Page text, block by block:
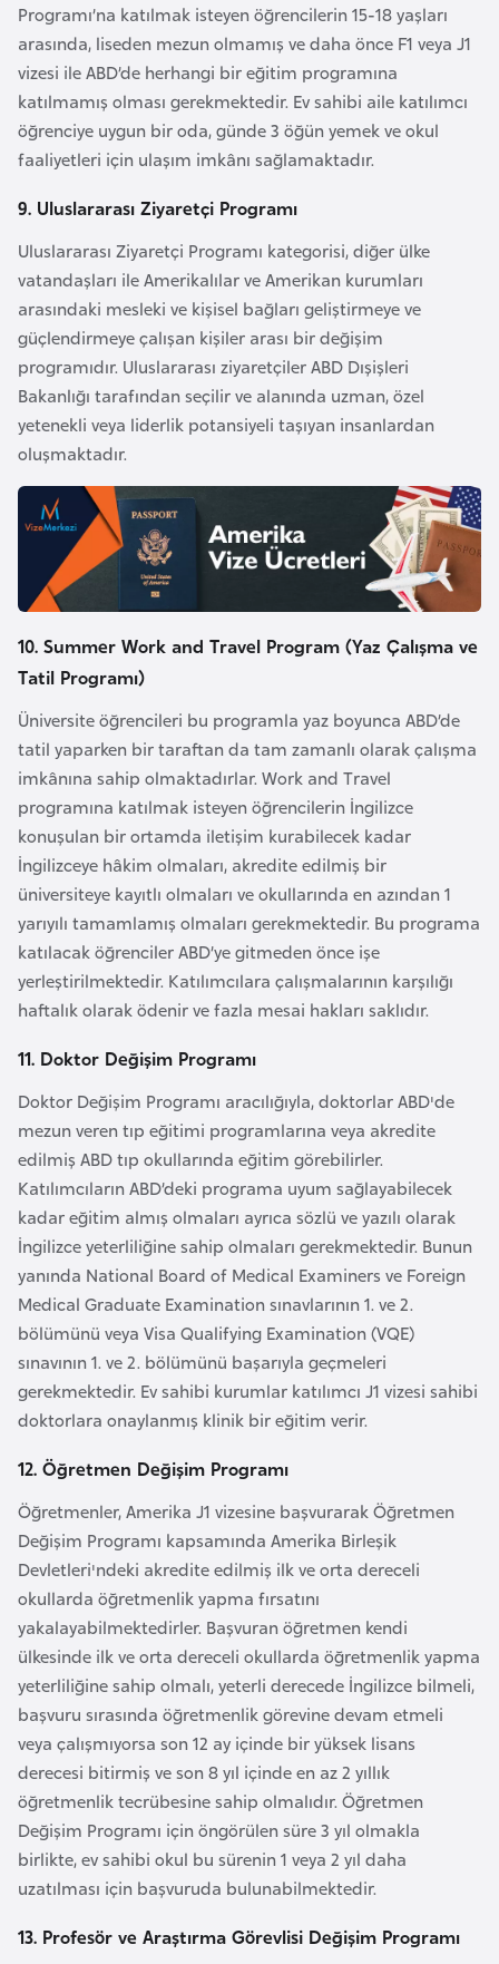
Programı’na katılmak isteyen öğrencilerin 15-18 yaşları
arasında, liseden mezun olmamış ve daha önce F1 veya J1
vizesi ile ABD’de herhangi bir eğitim programına
katılmamış olması gerekmektedir. Ev sahibi aile katılımcı
öğrenciye uygun bir oda, günde 3 öğün yemek ve okul
faaliyetleri için ulaşım imkânı sağlamaktadır.
9. Uluslararası Ziyaretçi Programı
Uluslararası Ziyaretçi Programı kategorisi, diğer ülke
vatandaşları ile Amerikalılar ve Amerikan kurumları
arasındaki mesleki ve kişisel bağları geliştirmeye ve
güçlendirmeye çalışan kişiler arası bir değişim
programıdır. Uluslararası ziyaretçiler ABD Dışişleri
Bakanlığı tarafından seçilir ve alanında uzman, özel
yetenekli veya liderlik potansiyeli taşıyan insanlardan
oluşmaktadır.
10. Summer Work and Travel Program (Yaz Çalışma ve
Tatil Programı)
Üniversite öğrencileri bu programla yaz boyunca ABD’de
tatil yaparken bir taraftan da tam zamanlı olarak çalışma
imkânına sahip olmaktadırlar. Work and Travel
programına katılmak isteyen öğrencilerin İngilizce
konuşulan bir ortamda iletişim kurabilecek kadar
İngilizceye hâkim olmaları, akredite edilmiş bir
üniversiteye kayıtlı olmaları ve okullarında en azından 1
yarıyılı tamamlamış olmaları gerekmektedir. Bu programa
katılacak öğrenciler ABD’ye gitmeden önce işe
yerleştirilmektedir. Katılımcılara çalışmalarının karşılığı
haftalık olarak ödenir ve fazla mesai hakları saklıdır.
11. Doktor Değişim Programı
Doktor Değişim Programı aracılığıyla, doktorlar ABD'de
mezun veren tıp eğitimi programlarına veya akredite
edilmiş ABD tıp okullarında eğitim görebilirler.
Katılımcıların ABD’deki programa uyum sağlayabilecek
kadar eğitim almış olmaları ayrıca sözlü ve yazılı olarak
İngilizce yeterliliğine sahip olmaları gerekmektedir. Bunun
yanında National Board of Medical Examiners ve Foreign
Medical Graduate Examination sınavlarının 1. ve 2.
bölümünü veya Visa Qualifying Examination (VQE)
sınavının 1. ve 2. bölümünü başarıyla geçmeleri
gerekmektedir. Ev sahibi kurumlar katılımcı J1 vizesi sahibi
doktorlara onaylanmış klinik bir eğitim verir.
12. Öğretmen Değişim Programı
Öğretmenler, Amerika J1 vizesine başvurarak Öğretmen
Değişim Programı kapsamında Amerika Birleşik
Devletleri'ndeki akredite edilmiş ilk ve orta dereceli
okullarda öğretmenlik yapma fırsatını
yakalayabilmektedirler. Başvuran öğretmen kendi
ülkesinde ilk ve orta dereceli okullarda öğretmenlik yapma
yeterliliğine sahip olmalı, yeterli derecede İngilizce bilmeli,
başvuru sırasında öğretmenlik görevine devam etmeli
veya çalışmıyorsa son 12 ay içinde bir yüksek lisans
derecesi bitirmiş ve son 8 yıl içinde en az 2 yıllık
öğretmenlik tecrübesine sahip olmalıdır. Öğretmen
Değişim Programı için öngörülen süre 3 yıl olmakla
birlikte, ev sahibi okul bu sürenin 1 veya 2 yıl daha
uzatılması için başvuruda bulunabilmektedir.
13. Profesör ve Araştırma Görevlisi Değişim Programı
i
b
u
t
i
i
n
D
a
n
i
m
a
r
k
D
e
m
k
r
a
t
i
k
K
o
n
g
o
u
l
g
a
r
i
s
t
a
n
E
r
e
n
i
s
t
a
n
E
t
o
n
a